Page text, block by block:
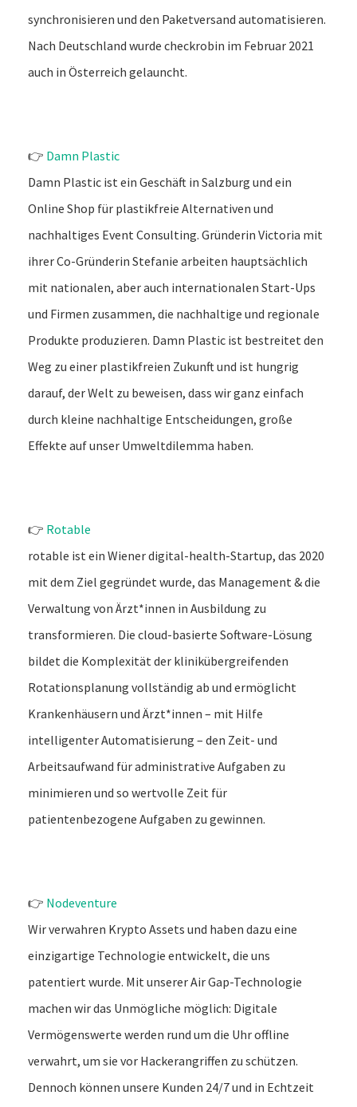
synchronisieren und den Paketversand automatisieren.
Nach Deutschland wurde checkrobin im Februar 2021
auch in Österreich gelauncht.
👉 Damn Plastic
Damn Plastic ist ein Geschäft in Salzburg und ein
Online Shop für plastikfreie Alternativen und
nachhaltiges Event Consulting. Gründerin Victoria mit
ihrer Co-Gründerin Stefanie arbeiten hauptsächlich
mit nationalen, aber auch internationalen Start-Ups
und Firmen zusammen, die nachhaltige und regionale
Produkte produzieren. Damn Plastic ist bestreitet den
Weg zu einer plastikfreien Zukunft und ist hungrig
darauf, der Welt zu beweisen, dass wir ganz einfach
durch kleine nachhaltige Entscheidungen, große
Effekte auf unser Umweltdilemma haben.
👉 Rotable
rotable ist ein Wiener digital-health-Startup, das 2020
mit dem Ziel gegründet wurde, das Management & die
Verwaltung von Ärzt*innen in Ausbildung zu
transformieren. Die cloud-basierte Software-Lösung
bildet die Komplexität der klinikübergreifenden
Rotationsplanung vollständig ab und ermöglicht
Krankenhäusern und Ärzt*innen – mit Hilfe
intelligenter Automatisierung – den Zeit- und
Arbeitsaufwand für administrative Aufgaben zu
minimieren und so wertvolle Zeit für
patientenbezogene Aufgaben zu gewinnen.
👉 Nodeventure
Wir verwahren Krypto Assets und haben dazu eine
einzigartige Technologie entwickelt, die uns
patentiert wurde. Mit unserer Air Gap-Technologie
machen wir das Unmögliche möglich: Digitale
Vermögenswerte werden rund um die Uhr offline
verwahrt, um sie vor Hackerangriffen zu schützen.
Dennoch können unsere Kunden 24/7 und in Echtzeit